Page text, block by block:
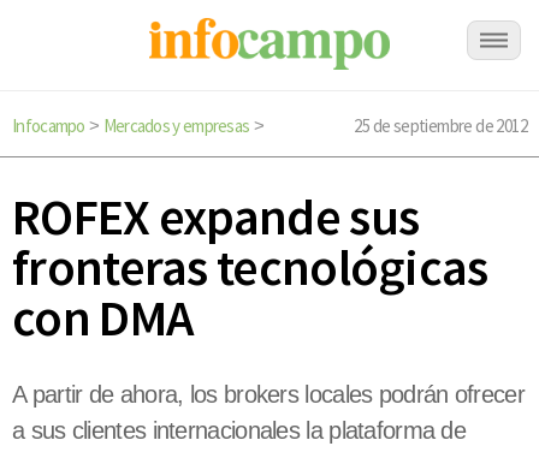
Infocampo > Mercados y empresas > 25 de septiembre de 2012
ROFEX expande sus
fronteras tecnológicas
con DMA
A partir de ahora, los brokers locales podrán ofrecer
a sus clientes internacionales la plataforma de